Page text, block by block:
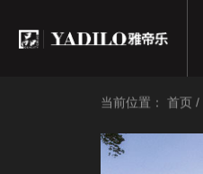
当前位置： 首页 /